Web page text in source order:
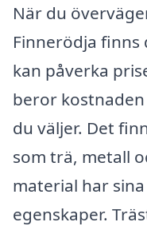
När du
Finnerödja
kan påverka
beror
du väljer. Det
som trä, metall
material har
egenskaper.